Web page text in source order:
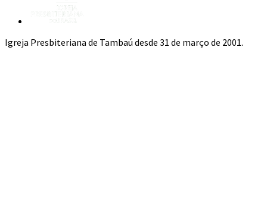
Igreja Presbiteriana de Tambaú desde 31 de março de 2001.